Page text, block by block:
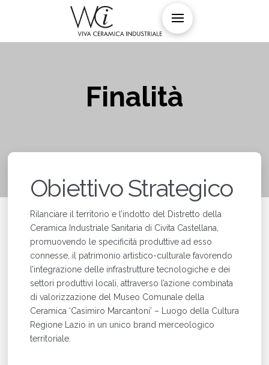
Finalità
Obiettivo Strategico
Rilanciare il territorio e l’indotto del Distretto della
Ceramica Industriale Sanitaria di Civita Castellana,
promuovendo le specificità produttive ad esso
connesse, il patrimonio artistico-culturale favorendo
l’integrazione delle infrastrutture tecnologiche e dei
settori produttivi locali, attraverso l’azione combinata
di valorizzazione del Museo Comunale della
Ceramica ‘Casimiro Marcantoni’ – Luogo della Cultura
Regione Lazio in un unico brand merceologico
territoriale.